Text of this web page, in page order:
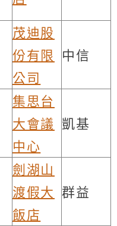
茂迪股
份有限
公司
中信
集思台
大會議
中心
凱基
劍湖山
渡假大
飯店
群益